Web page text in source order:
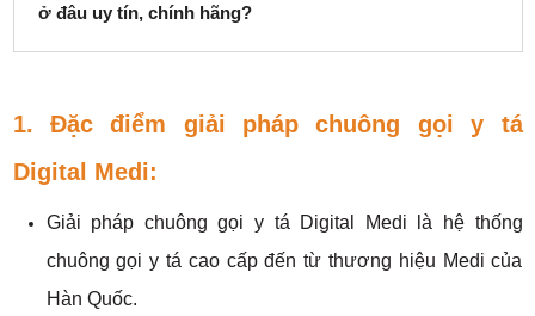
ở đâu uy tín, chính hãng?
1. Đặc điểm giải pháp chuông gọi y tá
Digital Medi:
Giải pháp chuông gọi y tá Digital Medi là hệ thống
chuông gọi y tá cao cấp đến từ thương hiệu Medi của
Hàn Quốc.